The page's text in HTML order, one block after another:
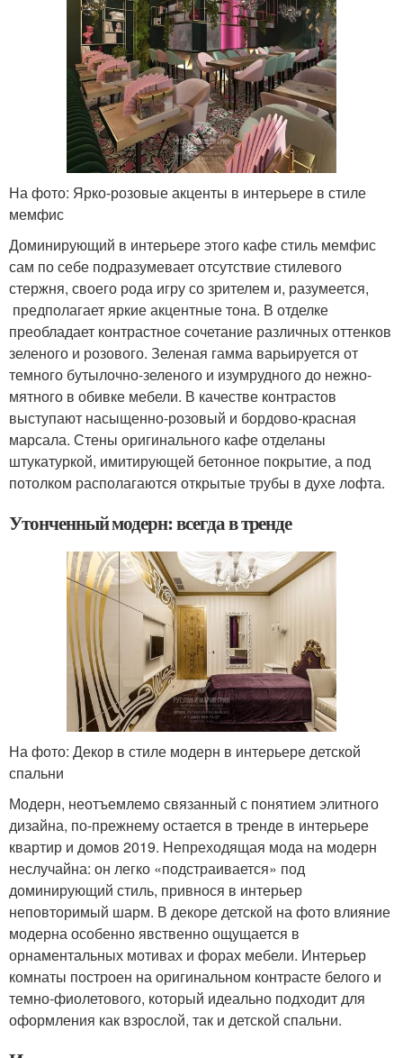
На фото: Ярко-розовые акценты в интерьере в стиле
мемфис
Доминирующий в интерьере этого кафе стиль мемфис
сам по себе подразумевает отсутствие стилевого
стержня, своего рода игру со зрителем и, разумеется,
предполагает яркие акцентные тона. В отделке
преобладает контрастное сочетание различных оттенков
зеленого и розового. Зеленая гамма варьируется от
темного бутылочно-зеленого и изумрудного до нежно-
мятного в обивке мебели. В качестве контрастов
выступают насыщенно-розовый и бордово-красная
марсала. Стены оригинального кафе отделаны
штукатуркой, имитирующей бетонное покрытие, а под
потолком располагаются открытые трубы в духе лофта.
Утонченный модерн: всегда в тренде
На фото: Декор в стиле модерн в интерьере детской
спальни
Модерн, неотъемлемо связанный с понятием элитного
дизайна, по-прежнему остается в тренде в интерьере
квартир и домов 2019. Непреходящая мода на модерн
неслучайна: он легко «подстраивается» под
доминирующий стиль, привнося в интерьер
неповторимый шарм. В декоре детской на фото влияние
модерна особенно явственно ощущается в
орнаментальных мотивах и форах мебели. Интерьер
комнаты построен на оригинальном контрасте белого и
темно-фиолетового, который идеально подходит для
оформления как взрослой, так и детской спальни.